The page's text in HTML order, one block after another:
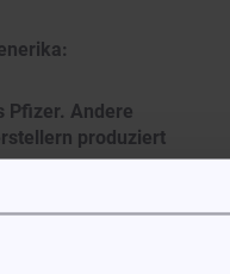
Pfizer. Andere
produziert
hohe
von Viagra
zu Hersteller